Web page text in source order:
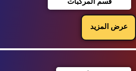
عرض المزيد